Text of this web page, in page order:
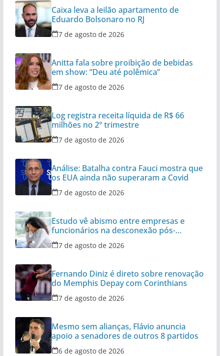
Caixa leva a leilão apartamento de
Eduardo Bolsonaro no RJ
7 de agosto de 2026
Anitta fala sobre proibição de bebidas
em show: “Deu até polêmica”
7 de agosto de 2026
Log registra receita líquida de R$ 66
milhões no 2º trimestre
7 de agosto de 2026
Análise: Batalha contra Fauci mostra que
os EUA ainda não superaram a Covid
7 de agosto de 2026
Estudo vê abismo entre empresas e
funcionários na desconexão pós-
expediente
7 de agosto de 2026
Fernando Diniz é direto sobre renovação
do Memphis Depay com Corinthians
7 de agosto de 2026
Mesmo sem alianças, Flávio anuncia
apoio a senadores de outros 8 partidos
6 de agosto de 2026